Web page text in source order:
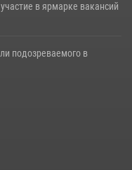
в ярмарке вакансий
подозреваемого в